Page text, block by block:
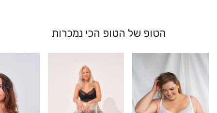
הטופ של הטופ הכי נמכרות